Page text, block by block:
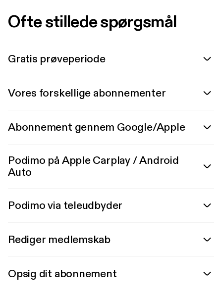
Ofte stillede spørgsmål
Gratis prøveperiode
Vores forskellige abonnementer
Abonnement gennem Google/Apple
Podimo på Apple Carplay / Android
Auto
Podimo via teleudbyder
Rediger medlemskab
Opsig dit abonnement